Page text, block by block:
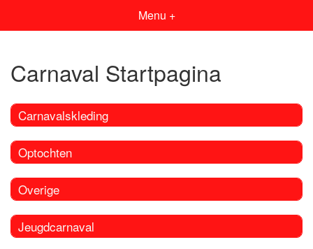
Menu +
Carnaval Startpagina
Carnavalskleding
Optochten
Overige
Jeugdcarnaval